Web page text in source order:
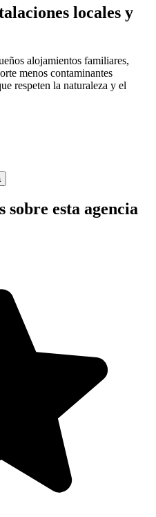
locales y
alojamientos familiares,
menos contaminantes
respeten la naturaleza y el
sobre esta agencia